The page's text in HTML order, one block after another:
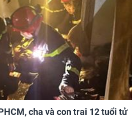
cha và con trai 12 tuổi tử